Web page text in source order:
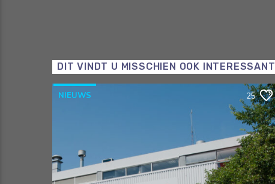
DIT VINDT U MISSCHIEN OOK INTERESSANT
NIEUWS 25